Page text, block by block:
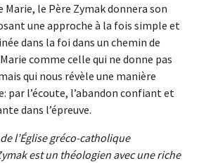
Marie, le Père Zymak donnera son
une approche à la fois simple et
dans la foi dans un chemin de
comme celle qui ne donne pas
qui nous révèle une manière
par l’écoute, l’abandon confiant et
dans l’épreuve.
l’Église gréco-catholique
est un théologien avec une riche